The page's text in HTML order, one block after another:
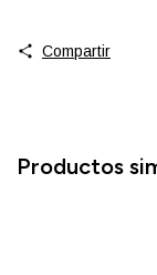
Compartir
Productos